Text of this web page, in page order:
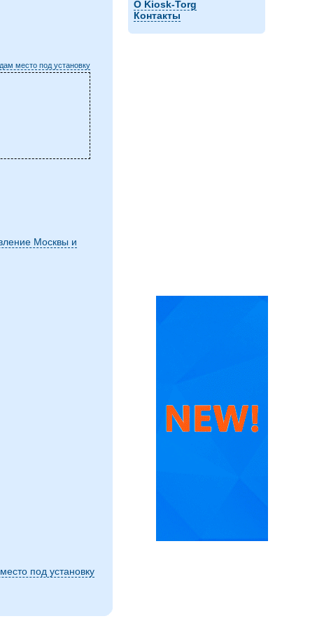
место под установку
Москвы и
под установку
О Kiosk-Torg
Контакты